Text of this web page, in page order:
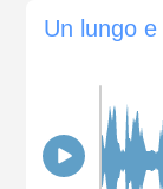
Un lungo